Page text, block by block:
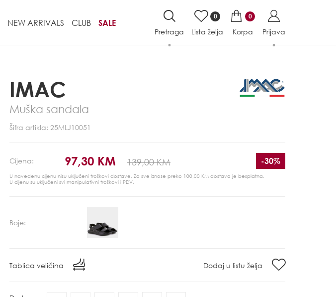
NEW ARRIVALS CLUB SALE
Pretraga
0
Lista želja
0
Korpa Prijava
IMAC
Muška sandala
Šifra artikla: 25MLJ10051
Cijena: 97,30 KM 139,00 KM -30%
U navedenu cijenu nisu uključeni troškovi dostave. Za sve iznose preko 100,00 KM dostava je besplatna.
U cijenu su uključeni svi manipulativni troškovi i PDV.
Boje:
Tablica veličina Dodaj u listu želja